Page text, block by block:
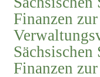
Finanzen
Finanzen